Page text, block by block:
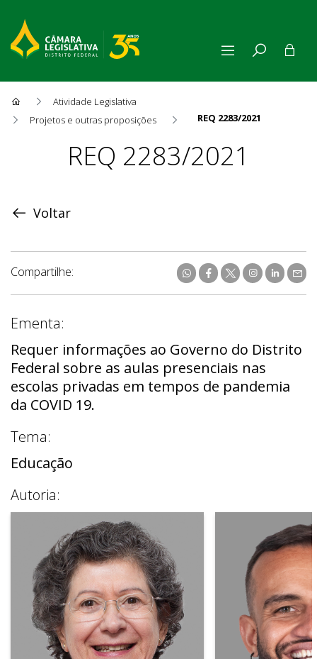
Atividade Legislativa
Projetos e outras proposições
REQ 2283/2021
ProposiçãoREQ 2283/2021
Voltar
Compartilhe:
Ementa:
Requer informações ao Governo do Distrito
Federal sobre as aulas presenciais nas
escolas privadas em tempos de pandemia
da COVID 19.
Tema:
Educação
Autoria: